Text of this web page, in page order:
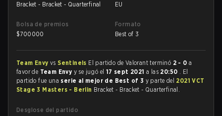
Bracket - Bracket - Quarterfinal
EU
Bolsa de premios
$700000
Formato
Best of 3
Team Envy vs Sentinels El partido de Valorant terminó 2 - 0 a
favor de Team Envy y se jugó el 17 sept 2021a las 20:50 . El
partido fue una serie al mejor de Best of 3 y parte del 2021 VCT
Stage 3 Masters - Berlin Bracket - Bracket - Quarterfinal.
Desglose del partido